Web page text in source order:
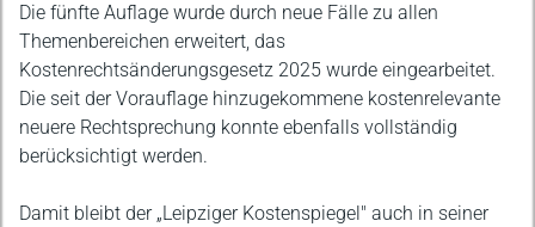
Die fünfte Auflage wurde durch neue Fälle zu allen
Themenbereichen erweitert, das
Kostenrechtsänderungsgesetz 2025 wurde eingearbeitet.
Die seit der Vorauflage hinzugekommene kostenrelevante
neuere Rechtsprechung konnte ebenfalls vollständig
berücksichtigt werden.
Damit bleibt der „Leipziger Kostenspiegel" auch in seiner